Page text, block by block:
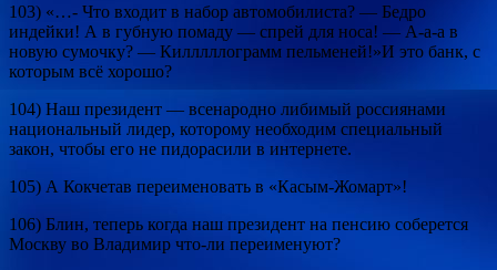
103) «…- Что входит в набор автомобилиста? — Бедро
индейки! А в губную помаду — спрей для носа! — А-а-а в
новую сумочку? — Килллллограмм пельменей!»И это банк, с
которым всё хорошо?
104) Наш президент — всенародно либимый россиянами
национальный лидер, которому необходим специальный
закон, чтобы его не пидорасили в интернете.
105) А Кокчетав переименовать в «Касым-Жомарт»!
106) Блин, теперь когда наш президент на пенсию соберется
Москву во Владимир что-ли переименуют?